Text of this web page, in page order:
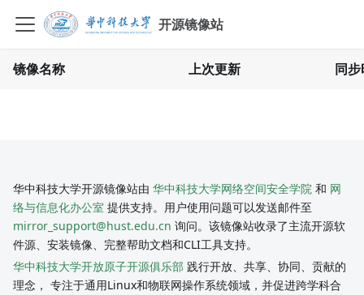
开源镜像站
镜像名称 上次更新 同
华中科技大学开源镜像站由 华中科技大学网络空间安全学院 和 网
络与信息化办公室 提供支持。用户使用问题可以发送邮件至
mirror_support@hust.edu.cn 询问。该镜像站收录了主流开源软
件源、安装镜像、完整帮助文档和CLI工具支持。
华中科技大学开放原子开源俱乐部 践行开放、共享、协同、贡献的
理念， 专注于通用Linux和物联网操作系统领域，并促进跨学科合